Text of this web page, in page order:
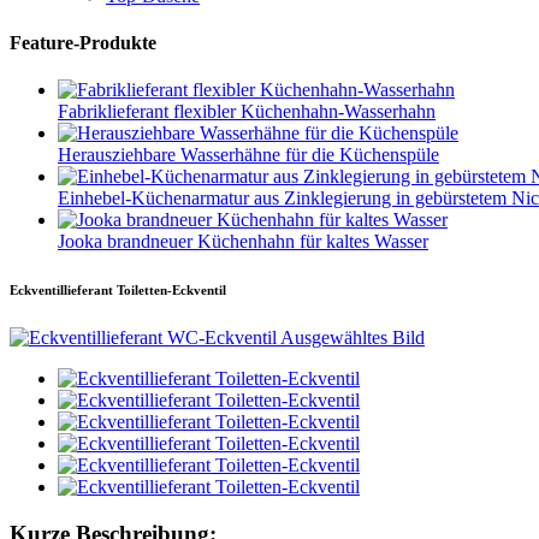
Feature-Produkte
Fabriklieferant flexibler Küchenhahn-Wasserhahn
Herausziehbare Wasserhähne für die Küchenspüle
Einhebel-Küchenarmatur aus Zinklegierung in gebürstetem
Jooka brandneuer Küchenhahn für kaltes Wasser
Eckventillieferant Toiletten-Eckventil
Kurze Beschreibung: